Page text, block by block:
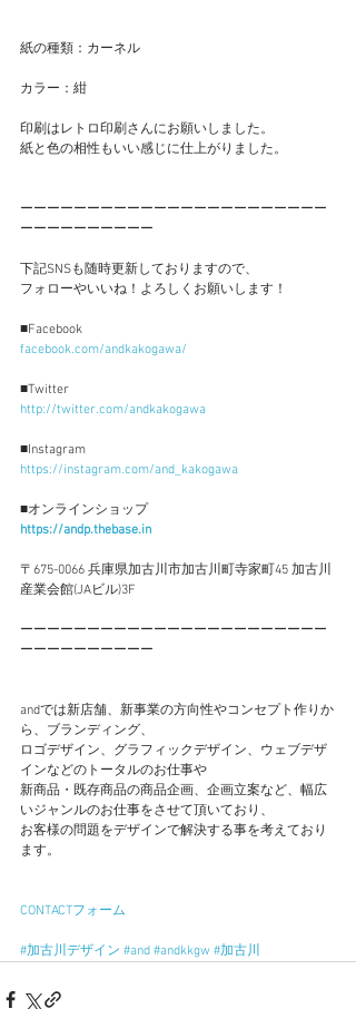
紙の種類：カーネル
カラー：紺
印刷はレトロ印刷さんにお願いしました。
紙と色の相性もいい感じに仕上がりました。
ーーーーーーーーーーーーーーーーーーーーーーー
ーーーーーーーーーー
下記SNSも随時更新しておりますので、
フォローやいいね！よろしくお願いします！
■Facebook
facebook.com/andkakogawa/
■Twitter
http://twitter.com/andkakogawa
■Instagram
https://instagram.com/and_kakogawa
■オンラインショップ
https://andp.thebase.in
〒675-0066 兵庫県加古川市加古川町寺家町45 加古川
産業会館(JAビル)3F
ーーーーーーーーーーーーーーーーーーーーーーー
ーーーーーーーーーー
andでは新店舗、新事業の方向性やコンセプト作りか
ら、ブランディング、
ロゴデザイン、グラフィックデザイン、ウェブデザ
インなどのトータルのお仕事や
新商品・既存商品の商品企画、企画立案など、幅広
いジャンルのお仕事をさせて頂いており、
お客様の問題をデザインで解決する事を考えており
ます。
CONTACTフォーム
#加古川デザイン #and #andkkgw #加古川